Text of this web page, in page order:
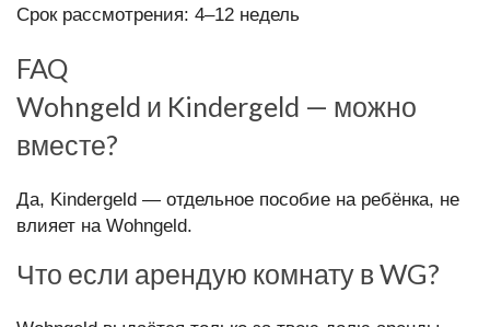
Срок рассмотрения: 4–12 недель
FAQ
Wohngeld и Kindergeld — можно
вместе?
Да, Kindergeld — отдельное пособие на ребёнка, не
влияет на Wohngeld.
Что если арендую комнату в WG?